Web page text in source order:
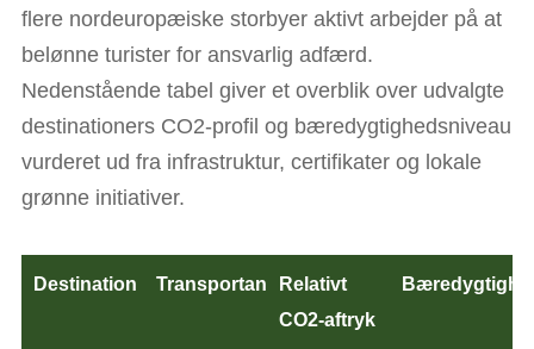
flere nordeuropæiske storbyer aktivt arbejder på at
belønne turister for ansvarlig adfærd.
Nedenstående tabel giver et overblik over udvalgte
destinationers CO2-profil og bæredygtighedsniveau
vurderet ud fra infrastruktur, certifikater og lokale
grønne initiativer.
Destination Transportanbefaling
Relativt
CO2-aftryk